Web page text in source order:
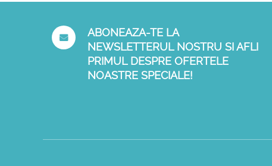
ABONEAZA-TE LA
NEWSLETTERUL NOSTRU SI AFLI
PRIMUL DESPRE OFERTELE
NOASTRE SPECIALE!